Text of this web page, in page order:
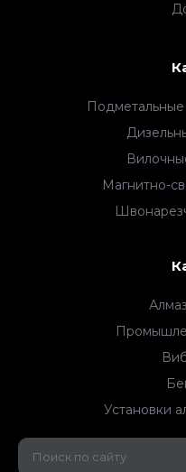
Магнитно-
Установки